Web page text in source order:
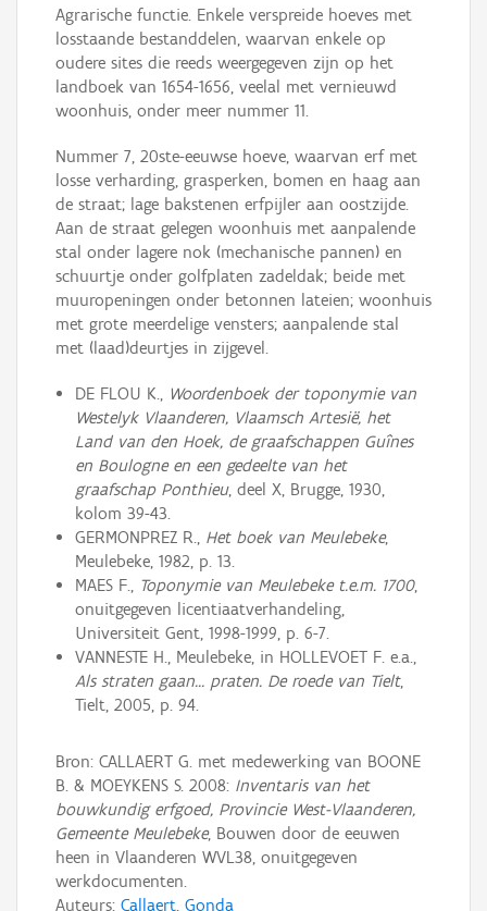
Agrarische functie. Enkele verspreide hoeves met
losstaande bestanddelen, waarvan enkele op
oudere sites die reeds weergegeven zijn op het
landboek van 1654-1656, veelal met vernieuwd
woonhuis, onder meer nummer 11.
Nummer 7, 20ste-eeuwse hoeve, waarvan erf met
losse verharding, grasperken, bomen en haag aan
de straat; lage bakstenen erfpijler aan oostzijde.
Aan de straat gelegen woonhuis met aanpalende
stal onder lagere nok (mechanische pannen) en
schuurtje onder golfplaten zadeldak; beide met
muuropeningen onder betonnen lateien; woonhuis
met grote meerdelige vensters; aanpalende stal
met (laad)deurtjes in zijgevel.
DE FLOU K., Woordenboek der toponymie van
Westelyk Vlaanderen, Vlaamsch Artesië, het
Land van den Hoek, de graafschappen Guînes
en Boulogne en een gedeelte van het
graafschap Ponthieu, deel X, Brugge, 1930,
kolom 39-43.
GERMONPREZ R., Het boek van Meulebeke,
Meulebeke, 1982, p. 13.
MAES F., Toponymie van Meulebeke t.e.m. 1700,
onuitgegeven licentiaatverhandeling,
Universiteit Gent, 1998-1999, p. 6-7.
VANNESTE H., Meulebeke, in HOLLEVOET F. e.a.,
Als straten gaan… praten. De roede van Tielt,
Tielt, 2005, p. 94.
Bron: CALLAERT G. met medewerking van BOONE
B. & MOEYKENS S. 2008: Inventaris van het
bouwkundig erfgoed, Provincie West-Vlaanderen,
Gemeente Meulebeke, Bouwen door de eeuwen
heen in Vlaanderen WVL38, onuitgegeven
werkdocumenten.
Auteurs: Callaert, Gonda